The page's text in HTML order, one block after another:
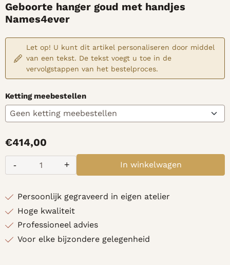
Geboorte hanger goud met handjes
Names4ever
Let op! U kunt dit artikel personaliseren door middel
van een tekst. De tekst voegt u toe in de
vervolgstappen van het bestelproces.
Ketting meebestellen
€414,00
+
- In winkelwagen
Persoonlijk gegraveerd in eigen atelier
Hoge kwaliteit
Professioneel advies
Voor elke bijzondere gelegenheid